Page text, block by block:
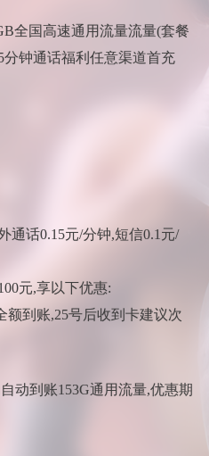
全国高速通用流量流量(套餐
分钟通话福利任意渠道首充
通话0.15元/分钟,短信0.1元/
元,享以下优惠:
额到账,25号后收到卡建议次
动到账153G通用流量,优惠期